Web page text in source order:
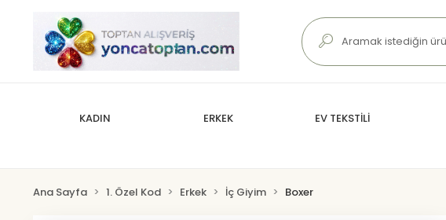
KADIN ERKEK EV TEKSTİLİ
Ana Sayfa 1. Özel Kod Erkek İç Giyim Boxer